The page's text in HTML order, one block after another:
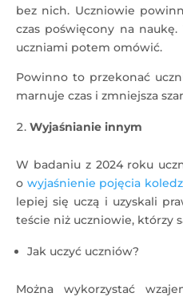
bez nich. Uczniowie
czas poświęcony na
uczniami potem omówić.
Powinno to przekonać
marnuje czas i zmniejsza
Wyjaśnianie innym
W badaniu z 2024 roku
o wyjaśnienie pojęcia
lepiej się uczą i uzyskali
teście niż uczniowie, którzy
Jak uczyć uczniów?
Można wykorzystać